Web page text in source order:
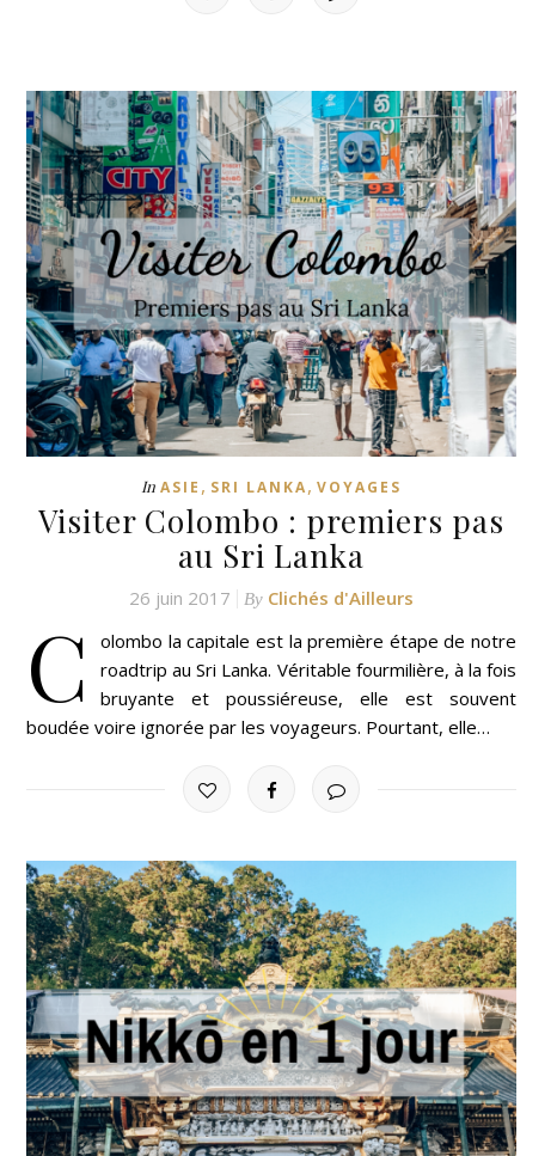
In ASIE , SRI LANKA, VOYAGES
Visiter Colombo : premiers pas
au Sri Lanka
26 juin 2017 By Clichés d'Ailleurs
C
olombo la capitale est la première étape de notre
roadtrip au Sri Lanka. Véritable fourmilière, à la fois
bruyante et poussiéreuse, elle est souvent
boudée voire ignorée par les voyageurs. Pourtant, elle…